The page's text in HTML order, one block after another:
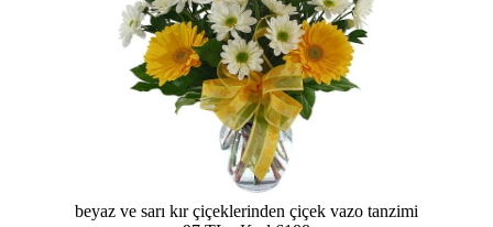
beyaz ve sarı kır çiçeklerinden çiçek vazo tanzimi